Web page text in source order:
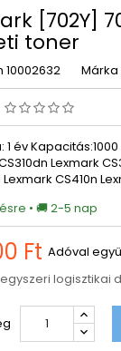
[702Y]
toner
10002632 Márka
1 év
Lexmark
Lexmark CS410n
• 🚚 2-5 nap
Ft Adóval
egyszeri logisztikai